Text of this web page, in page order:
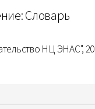
Словарь
НЦ ЭНАС",